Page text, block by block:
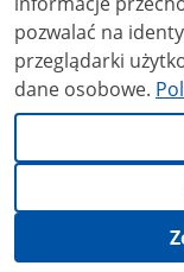
pozwalać na
przeglądarki
dane osobowe.